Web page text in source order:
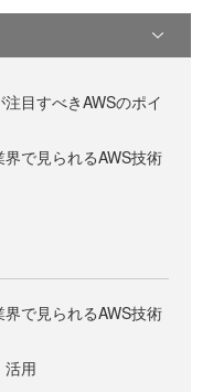
目すべきAWSのポイ
で見られるAWS技術
で見られるAWS技術
活用